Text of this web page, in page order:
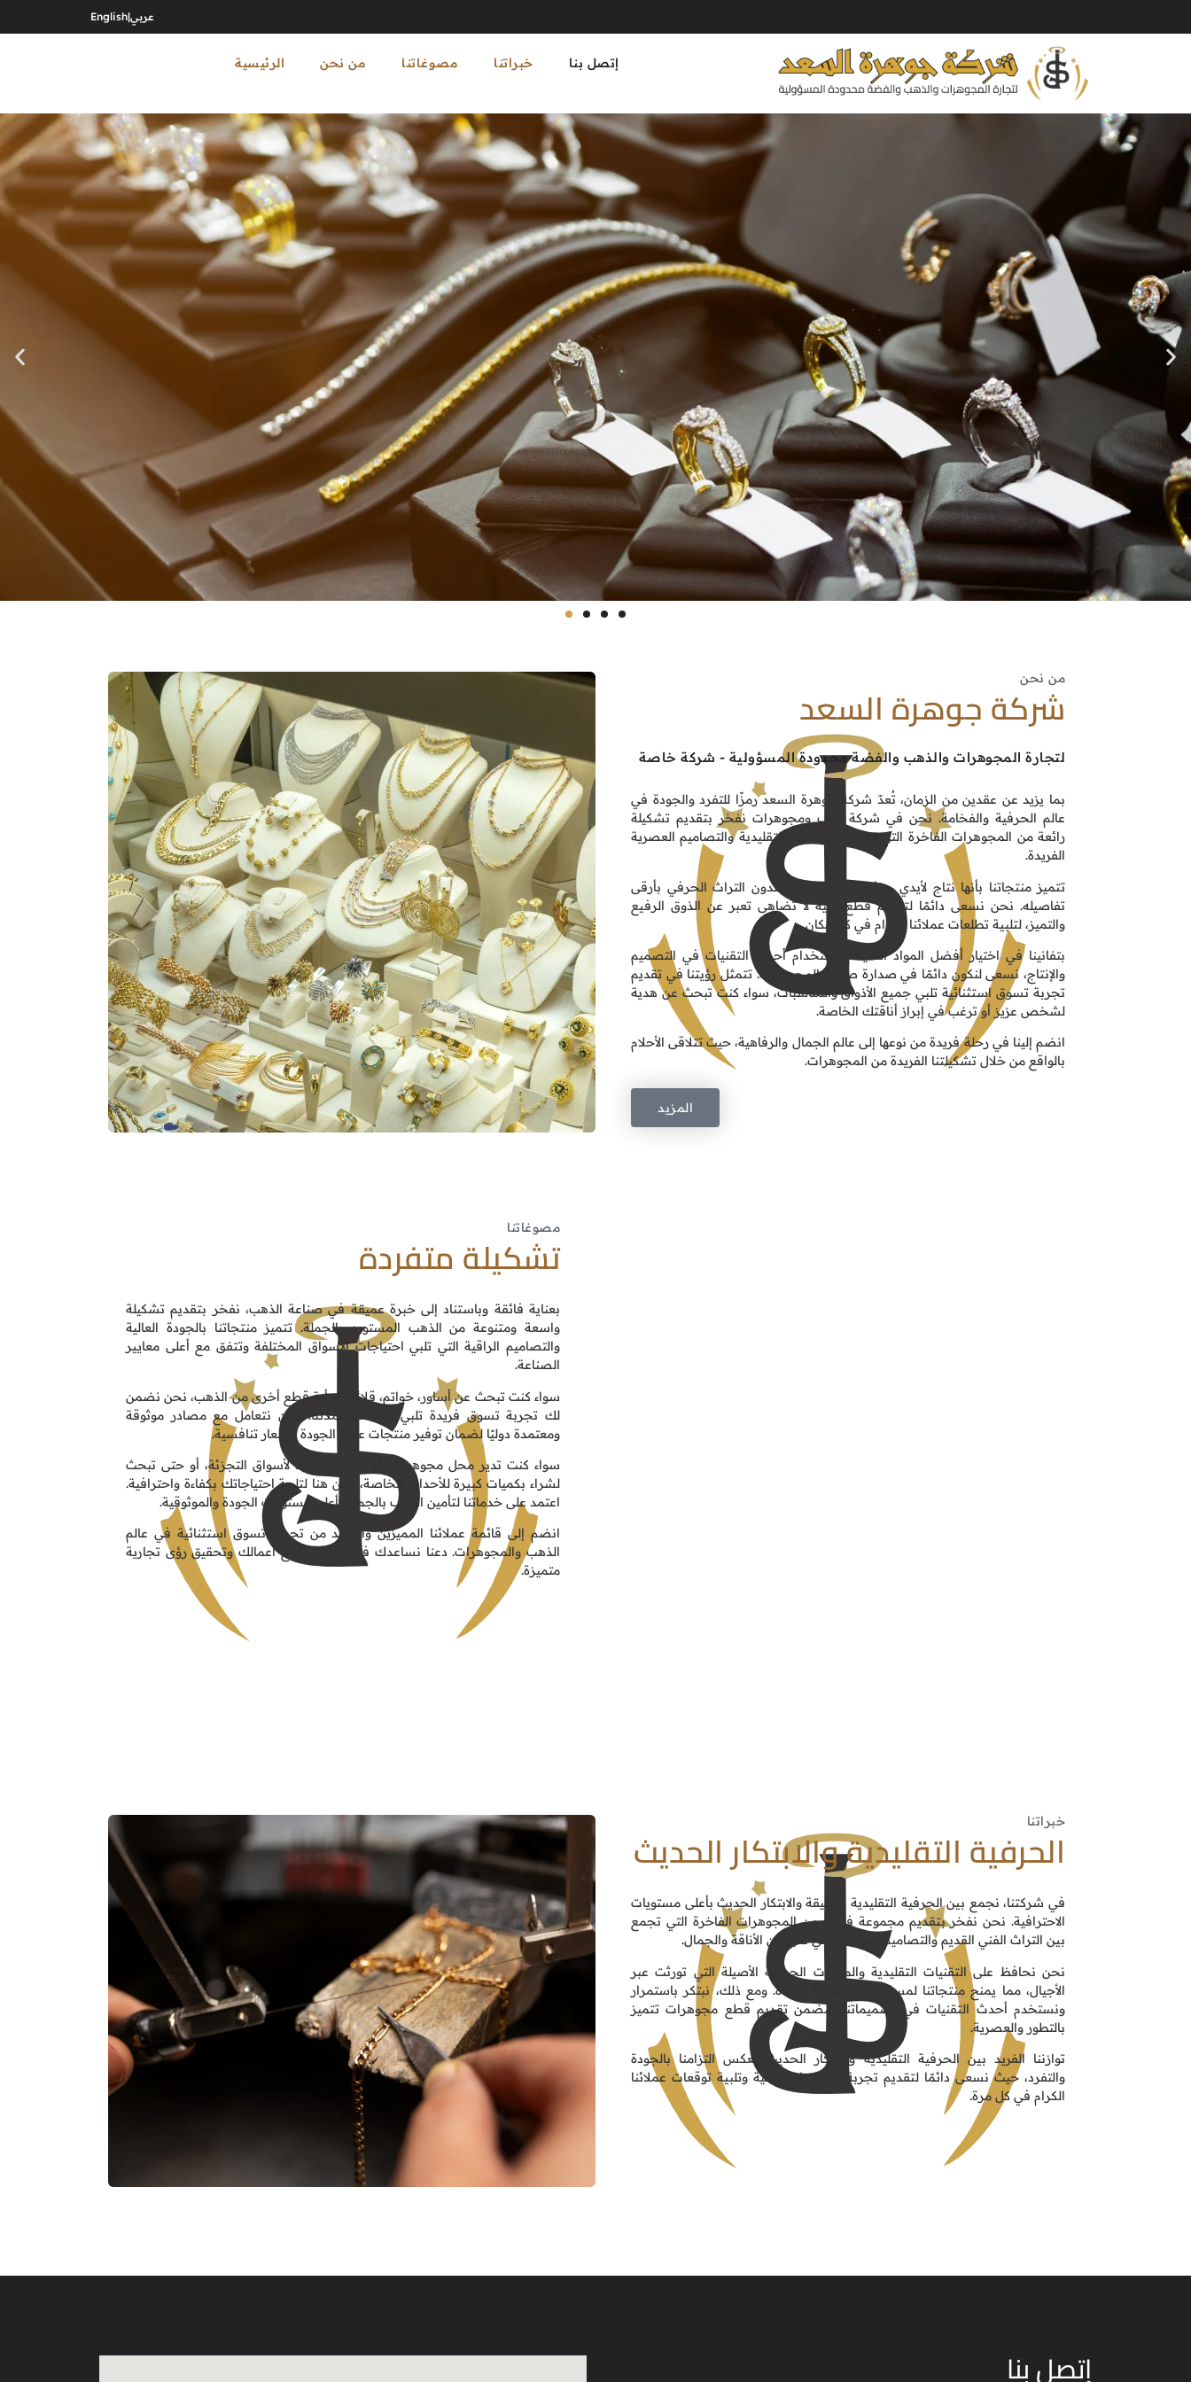
English|عربي
الرئيسية من نحن مصوغاتنا خبراتنا إتصل بنا
من نحن
شركة جوهرة السعد
لتجارة المجوهرات والذهب والفضة محدودة المسؤولية - شركة خاصة
بما يزيد عن عقدين من الزمان، تُعدّ شركة جوهرة السعد رمزًا للتفرد والجودة في
عالم الحرفية والفخامة. نحن في شركة ذهب ومجوهرات نفخر بتقديم تشكيلة
رائعة من المجوهرات الفاخرة التي تمزج بين الأناقة التقليدية والتصاميم العصرية
الفريدة.
تتميز منتجاتنا بأنها نتاج لأيدي حرفيين ماهرين، يجسدون التراث الحرفي بأرقى
تفاصيله. نحن نسعى دائمًا لتقديم قطع فنية لا تضاهى تعبر عن الذوق الرفيع
والتميز، لتلبية تطلعات عملائنا الكرام في كل مكان.
بتفانينا في اختيار أفضل المواد الثمينة واستخدام أحدث التقنيات في التصميم
والإنتاج، نسعى لنكون دائمًا في صدارة صناعة المجوهرات. تتمثل رؤيتنا في تقديم
تجربة تسوق استثنائية تلبي جميع الأذواق والمناسبات، سواء كنت تبحث عن هدية
لشخص عزيز أو ترغب في إبراز أناقتك الخاصة.
انضم إلينا في رحلة فريدة من نوعها إلى عالم الجمال والرفاهية، حيث تتلاقى الأحلام
بالواقع من خلال تشكيلتنا الفريدة من المجوهرات.
المزيد
مصوغاتنا
تشكيلة متفردة
بعناية فائقة وباستناد إلى خبرة عميقة في صناعة الذهب، نفخر بتقديم تشكيلة
واسعة ومتنوعة من الذهب المستورد بالجملة. تتميز منتجاتنا بالجودة العالية
والتصاميم الراقية التي تلبي احتياجات الأسواق المختلفة وتتفق مع أعلى معايير
الصناعة.
سواء كنت تبحث عن أساور، خواتم، قلائد، أو أية قطع أخرى من الذهب، نحن نضمن
لك تجربة تسوق فريدة تلبي تطلعات عملائنا. نحن نتعامل مع مصادر موثوقة
ومعتمدة دوليًا لضمان توفير منتجات عالية الجودة بأسعار تنافسية.
سواء كنت تدير محل مجوهرات، أو تخطط لتوريد لأسواق التجزئة، أو حتى تبحث
لشراء بكميات كبيرة للأحداث الخاصة، نحن هنا لتلبية احتياجاتك بكفاءة واحترافية.
اعتمد على خدماتنا لتأمين الذهب بالجملة بأعلى مستويات الجودة والموثوقية.
انضم إلى قائمة عملائنا المميزين واستفد من تجربة تسوق استثنائية في عالم
الذهب والمجوهرات. دعنا نساعدك في تحقيق نجاح أعمالك وتحقيق رؤى تجارية
متميزة.
خبراتنا
الحرفية التقليدية والابتكار الحديث
في شركتنا، نجمع بين الحرفية التقليدية العميقة والابتكار الحديث بأعلى مستويات
الاحترافية. نحن نفخر بتقديم مجموعة فريدة من المجوهرات الفاخرة التي تجمع
بين التراث الفني القديم والتصاميم المبتكرة التي تعبر عن الأناقة والجمال.
نحن نحافظ على التقنيات التقليدية والمهارات الحرفية الأصيلة التي تورثت عبر
الأجيال، مما يمنح منتجاتنا لمسة فنية وثقافية فريدة. ومع ذلك، نبتكر باستمرار
ونستخدم أحدث التقنيات في تصميماتنا، لنضمن تقديم قطع مجوهرات تتميز
بالتطور والعصرية.
توازننا الفريد بين الحرفية التقليدية والابتكار الحديث يعكس التزامنا بالجودة
والتفرد، حيث نسعى دائمًا لتقديم تجربة تسوق استثنائية وتلبية توقعات عملائنا
الكرام في كل مرة.
إتصل بنا